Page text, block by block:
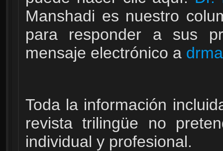
Manshadi es nuestro
para responder a sus
mensaje electrónico a
Toda la información
revista trilingüe no
individual y profesional.